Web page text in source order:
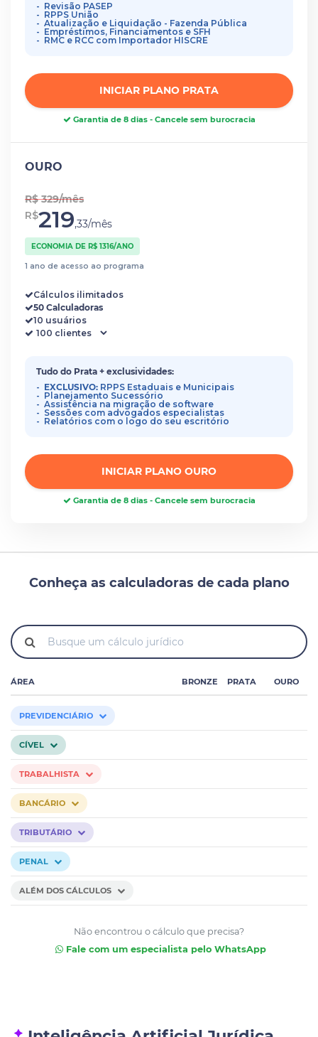
Revisão PASEP
RPPS União
Atualização e Liquidação - Fazenda Pública
Empréstimos, Financiamentos e SFH
RMC e RCC com Importador HISCRE
INICIAR PLANO PRATA
Garantia de 8 dias - Cancele sem burocracia
OURO
R$ 329/mês
R$219,33/mês
ECONOMIA DE R$ 1316/ANO
1 ano de acesso ao programa
Cálculos ilimitados
50 Calculadoras
10 usuários
Tudo do Prata + exclusividades:
EXCLUSIVO: RPPS Estaduais e Municipais
Planejamento Sucessório
Assistência na migração de software
Sessões com advogados especialistas
Relatórios com o logo do seu escritório
INICIAR PLANO OURO
Garantia de 8 dias - Cancele sem burocracia
Conheça as calculadoras de cada plano
ÁREA BRONZE PRATA OURO
PREVIDENCIÁRIO
CÍVEL
TRABALHISTA
BANCÁRIO
TRIBUTÁRIO
PENAL
ALÉM DOS CÁLCULOS
Não encontrou o cálculo que precisa?
Fale com um especialista pelo WhatsApp